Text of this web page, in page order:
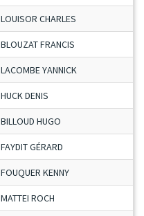
LOUISOR CHARLES
BLOUZAT FRANCIS
LACOMBE YANNICK
HUCK DENIS
BILLOUD HUGO
FAYDIT GÉRARD
FOUQUER KENNY
MATTEI ROCH